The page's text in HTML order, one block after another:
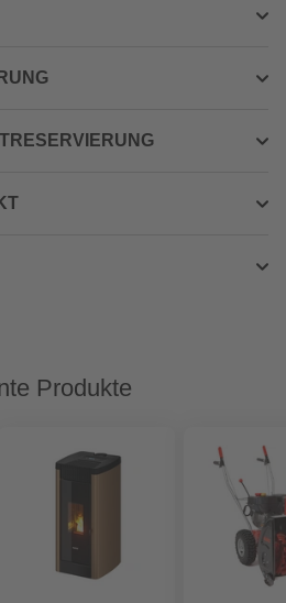
Produkte